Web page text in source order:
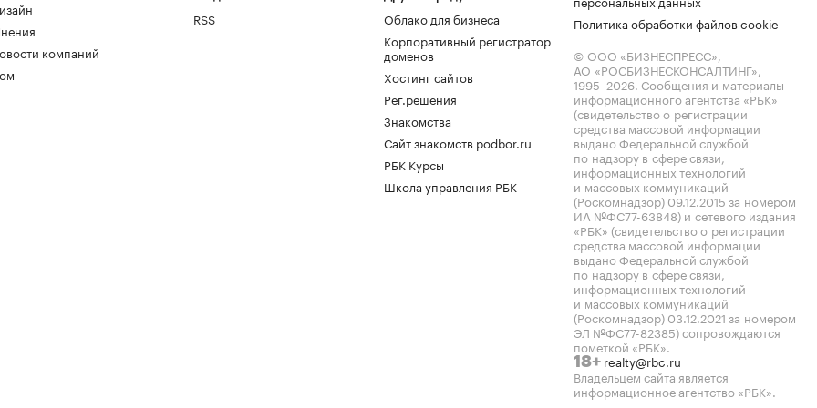
компаний
RSS
Облако для бизнеса
Корпоративный регистратор
доменов
Хостинг сайтов
Рег.решения
Знакомства
Сайт знакомств podbor.ru
РБК Курсы
Школа управления РБК
Политика обработки файлов cookie
© ООО «БИЗНЕСПРЕСС»,
АО «РОСБИЗНЕСКОНСАЛТИНГ»,
1995–2026. Сообщения и материалы
информационного агентства «РБК»
(свидетельство о регистрации
средства массовой информации
выдано Федеральной службой
по надзору в сфере связи,
информационных технологий
и массовых коммуникаций
(Роскомнадзор) 09.12.2015 за номером
ИА №ФС77-63848) и сетевого издания
«РБК» (свидетельство о регистрации
средства массовой информации
выдано Федеральной службой
по надзору в сфере связи,
информационных технологий
и массовых коммуникаций
(Роскомнадзор) 03.12.2021 за номером
ЭЛ №ФС77-82385) сопровождаются
пометкой «РБК».
18+ realty@rbc.ru
Владельцем сайта является
информационное агентство «РБК».